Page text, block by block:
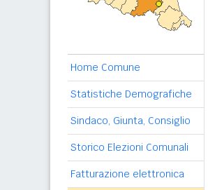
Home Comune
Statistiche Demografiche
Sindaco, Giunta, Consiglio
Storico Elezioni Comunali
Fatturazione elettronica